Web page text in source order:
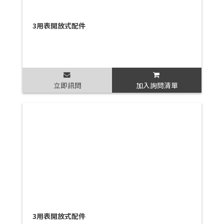
3用表開放式配件
立即訊問 加入詢問清單
3用表開放式配件